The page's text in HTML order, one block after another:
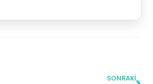
SONRAKI